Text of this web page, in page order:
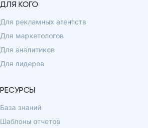
ДЛЯ КОГО
Для рекламных агентств
Для маркетологов
Для аналитиков
Для лидеров
РЕСУРСЫ
База знаний
Шаблоны отчетов